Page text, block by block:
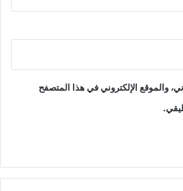
والموقع الإلكتروني في هذا المتصفح